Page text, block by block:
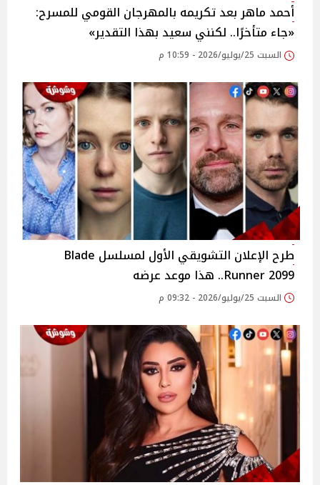
أحمد ماهر بعد تكريمه بالمهرجان القومي للمسرح:
«جاء متأخرًا.. لكنني سعيد بهذا التقدير»
السبت 25/يوليو/2026 - 10:59 م
طرح الإعلان التشويقي الأول لمسلسل Blade
Runner 2099.. هذا موعد عرضه
السبت 25/يوليو/2026 - 09:32 م